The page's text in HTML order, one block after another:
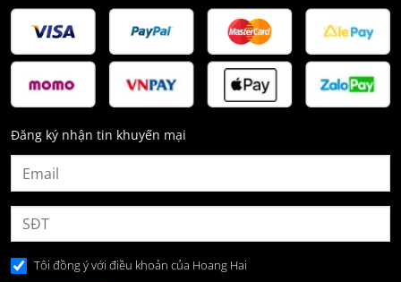
Đăng ký nhận tin khuyến mại
Tôi đồng ý với điều khoản của Hoang Hai